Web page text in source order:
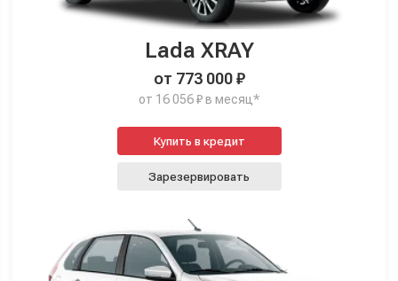
Lada XRAY
от 773 000 ₽
от 16 056 ₽ в месяц*
Купить в кредит
Зарезервировать